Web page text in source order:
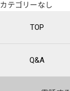
カテゴリーなし
TOP
Q&A